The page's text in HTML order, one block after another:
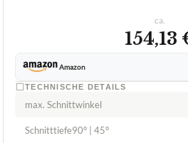
ca.
154,13
Amazon
TECHNISCHE DETAILS
max. Schnittwinkel
Schnitttiefe90° | 45°